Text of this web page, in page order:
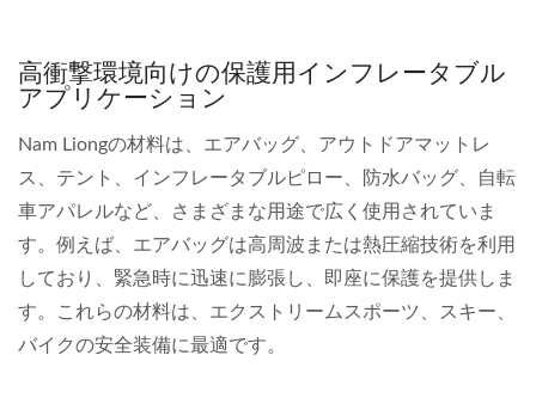
高衝撃環境向けの保護用インフレータブル
アプリケーション
Nam Liongの材料は、エアバッグ、アウトドアマットレ
ス、テント、インフレータブルピロー、防水バッグ、自転
車アパレルなど、さまざまな用途で広く使用されていま
す。例えば、エアバッグは高周波または熱圧縮技術を利用
しており、緊急時に迅速に膨張し、即座に保護を提供しま
す。これらの材料は、エクストリームスポーツ、スキー、
バイクの安全装備に最適です。